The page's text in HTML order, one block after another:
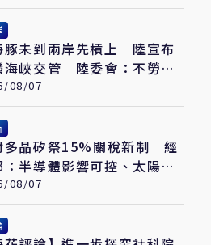
豚未到兩岸先槓上 陸宣布
海峽交管 陸委會：不勞費
08/07
多晶矽祭15%關稅新制 經
：半導體影響可控、太陽能
擊有限
08/07